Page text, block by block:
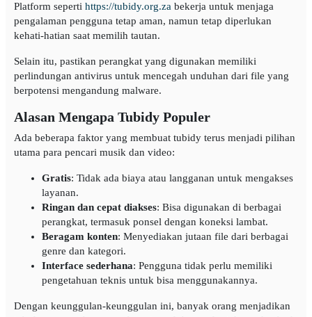
Platform seperti https://tubidy.org.za bekerja untuk menjaga
pengalaman pengguna tetap aman, namun tetap diperlukan
kehati-hatian saat memilih tautan.
Selain itu, pastikan perangkat yang digunakan memiliki
perlindungan antivirus untuk mencegah unduhan dari file yang
berpotensi mengandung malware.
Alasan Mengapa Tubidy Populer
Ada beberapa faktor yang membuat tubidy terus menjadi pilihan
utama para pencari musik dan video:
Gratis: Tidak ada biaya atau langganan untuk mengakses
layanan.
Ringan dan cepat diakses: Bisa digunakan di berbagai
perangkat, termasuk ponsel dengan koneksi lambat.
Beragam konten: Menyediakan jutaan file dari berbagai
genre dan kategori.
Interface sederhana: Pengguna tidak perlu memiliki
pengetahuan teknis untuk bisa menggunakannya.
Dengan keunggulan-keunggulan ini, banyak orang menjadikan